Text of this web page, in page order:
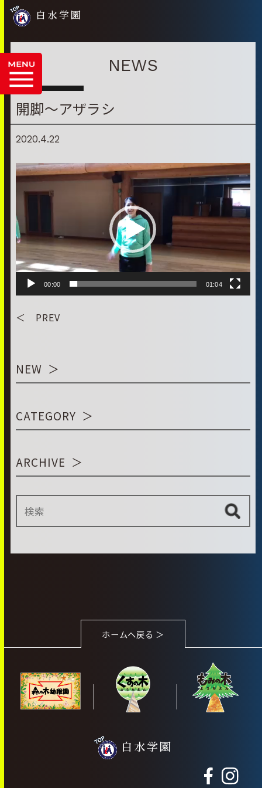
白水学園
NEWS
開脚～アザラシ
2020.4.22
動
画
ー
ヤ
ー
00:00 01:04
＜ PREV
NEW
CATEGORY
ARCHIVE
ホームへ戻る ＞
白水学園